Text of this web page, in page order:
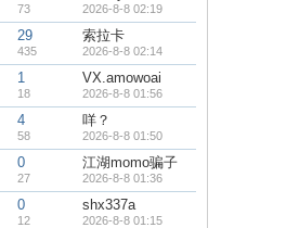
73 2026-8-8 02:19
29
435
索拉卡
2026-8-8 02:14
1
18
VX.amowoai
2026-8-8 01:56
4
58
咩？
2026-8-8 01:50
0
27
江湖momo骗子
2026-8-8 01:36
0
12
shx337a
2026-8-8 01:15